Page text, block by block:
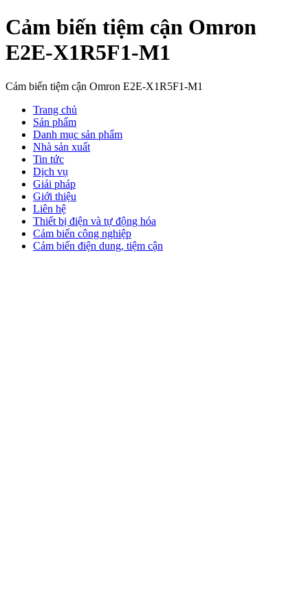
Cảm biến tiệm cận Omron
E2E-X1R5F1-M1
Cảm biến tiệm cận Omron E2E-X1R5F1-M1
Trang chủ
Sản phẩm
Danh mục sản phẩm
Nhà sản xuất
Tin tức
Dịch vụ
Giải pháp
Giới thiệu
Liên hệ
Thiết bị điện và tự động hóa
Cảm biến công nghiệp
Cảm biến điện dung, tiệm cận